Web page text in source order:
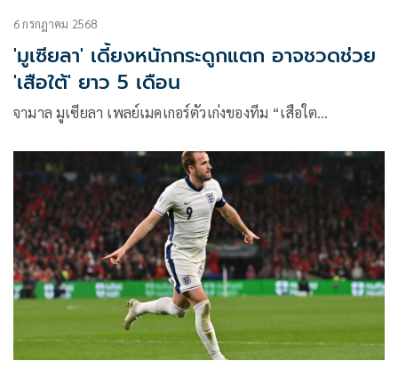
6 กรกฎาคม 2568
'มูเซียลา' เดี้ยงหนักกระดูกแตก อาจชวดช่วย
'เสือใต้' ยาว 5 เดือน
จามาล มูเซียลา เพลย์เมคเกอร์ตัวเก่งของทีม “เสือใต…